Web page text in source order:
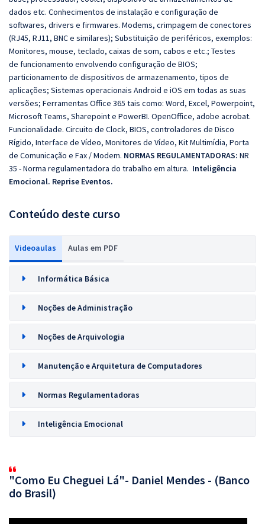
dados etc. Conhecimentos de instalação e configuração de
softwares, drivers e firmwares. Modems, crimpagem de conectores
(RJ45, RJ11, BNC e similares); Substituição de periféricos, exemplos:
Monitores, mouse, teclado, caixas de som, cabos e etc.; Testes
de funcionamento envolvendo configuração de BIOS;
particionamento de dispositivos de armazenamento, tipos de
aplicações; Sistemas operacionais Android e iOS em todas as suas
versões; Ferramentas Office 365 tais como: Word, Excel, Powerpoint,
Microsoft Teams, Sharepoint e PowerBI. OpenOffice, adobe acrobat.
Funcionalidade. Circuito de Clock, BIOS, controladores de Disco
Rígido, Interface de Vídeo, Monitores de Vídeo, Kit Multimídia, Porta
de Comunicação e Fax / Modem. NORMAS REGULAMENTADORAS: NR
35 - Norma regulamentadora do trabalho em altura. Inteligência
Emocional. Reprise Eventos.
Conteúdo deste curso
Videoaulas Aulas em PDF
Informática Básica
Noções de Administração
Noções de Arquivologia
Manutenção e Arquitetura de Computadores
Normas Regulamentadoras
Inteligência Emocional
"Como Eu Cheguei Lá"- Daniel Mendes - (Banco
do Brasil)